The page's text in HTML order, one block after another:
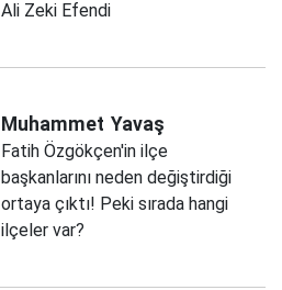
Ali Zeki Efendi
Muhammet Yavaş
Fatih Özgökçen'in ilçe
başkanlarını neden değiştirdiği
ortaya çıktı! Peki sırada hangi
ilçeler var?